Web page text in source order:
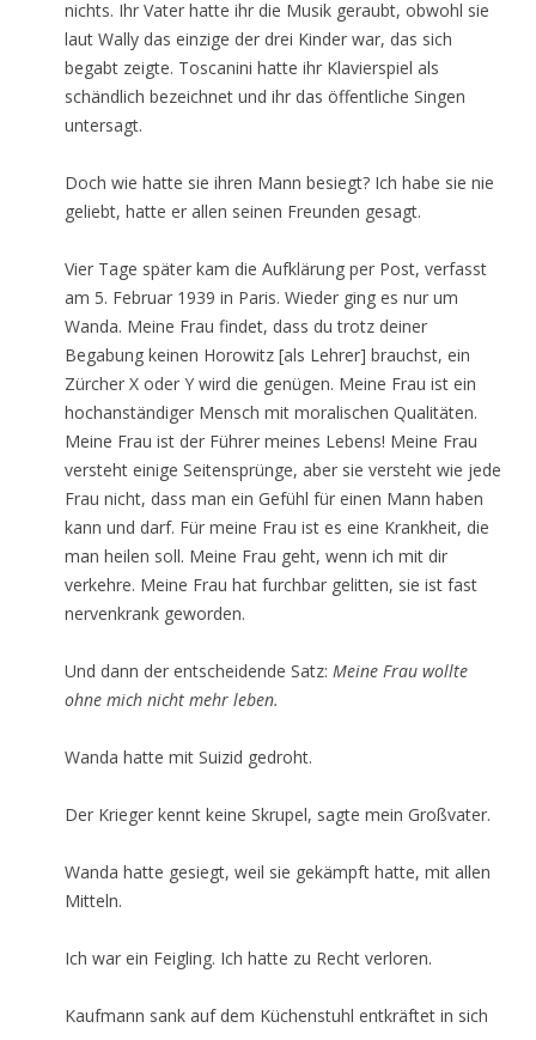
nichts. Ihr Vater hatte ihr die Musik geraubt, obwohl sie
laut Wally das einzige der drei Kinder war, das sich
begabt zeigte. Toscanini hatte ihr Klavierspiel als
schändlich bezeichnet und ihr das öffentliche Singen
untersagt.
Doch wie hatte sie ihren Mann besiegt? Ich habe sie nie
geliebt, hatte er allen seinen Freunden gesagt.
Vier Tage später kam die Aufklärung per Post, verfasst
am 5. Februar 1939 in Paris. Wieder ging es nur um
Wanda. Meine Frau findet, dass du trotz deiner
Begabung keinen Horowitz [als Lehrer] brauchst, ein
Zürcher X oder Y wird die genügen. Meine Frau ist ein
hochanständiger Mensch mit moralischen Qualitäten.
Meine Frau ist der Führer meines Lebens! Meine Frau
versteht einige Seitensprünge, aber sie versteht wie jede
Frau nicht, dass man ein Gefühl für einen Mann haben
kann und darf. Für meine Frau ist es eine Krankheit, die
man heilen soll. Meine Frau geht, wenn ich mit dir
verkehre. Meine Frau hat furchbar gelitten, sie ist fast
nervenkrank geworden.
Und dann der entscheidende Satz: Meine Frau wollte
ohne mich nicht mehr leben.
Wanda hatte mit Suizid gedroht.
Der Krieger kennt keine Skrupel, sagte mein Großvater.
Wanda hatte gesiegt, weil sie gekämpft hatte, mit allen
Mitteln.
Ich war ein Feigling. Ich hatte zu Recht verloren.
Kaufmann sank auf dem Küchenstuhl entkräftet in sich